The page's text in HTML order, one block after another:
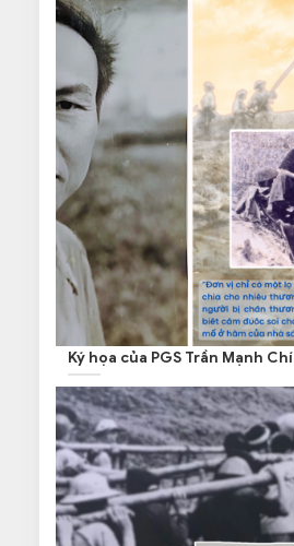
Ký họa của PGS Trần Mạnh Chí